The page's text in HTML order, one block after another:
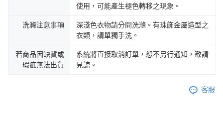
使用，可能產生褪色轉移之現象。
洗滌注意事項
深淺色衣物請分開洗滌。有珠飾金屬造型之
衣類，請單獨手洗。
若商品因缺貨或
瑕疵無法出貨
系統將直接取消訂單，恕不另行通知，敬請
見諒。
客服